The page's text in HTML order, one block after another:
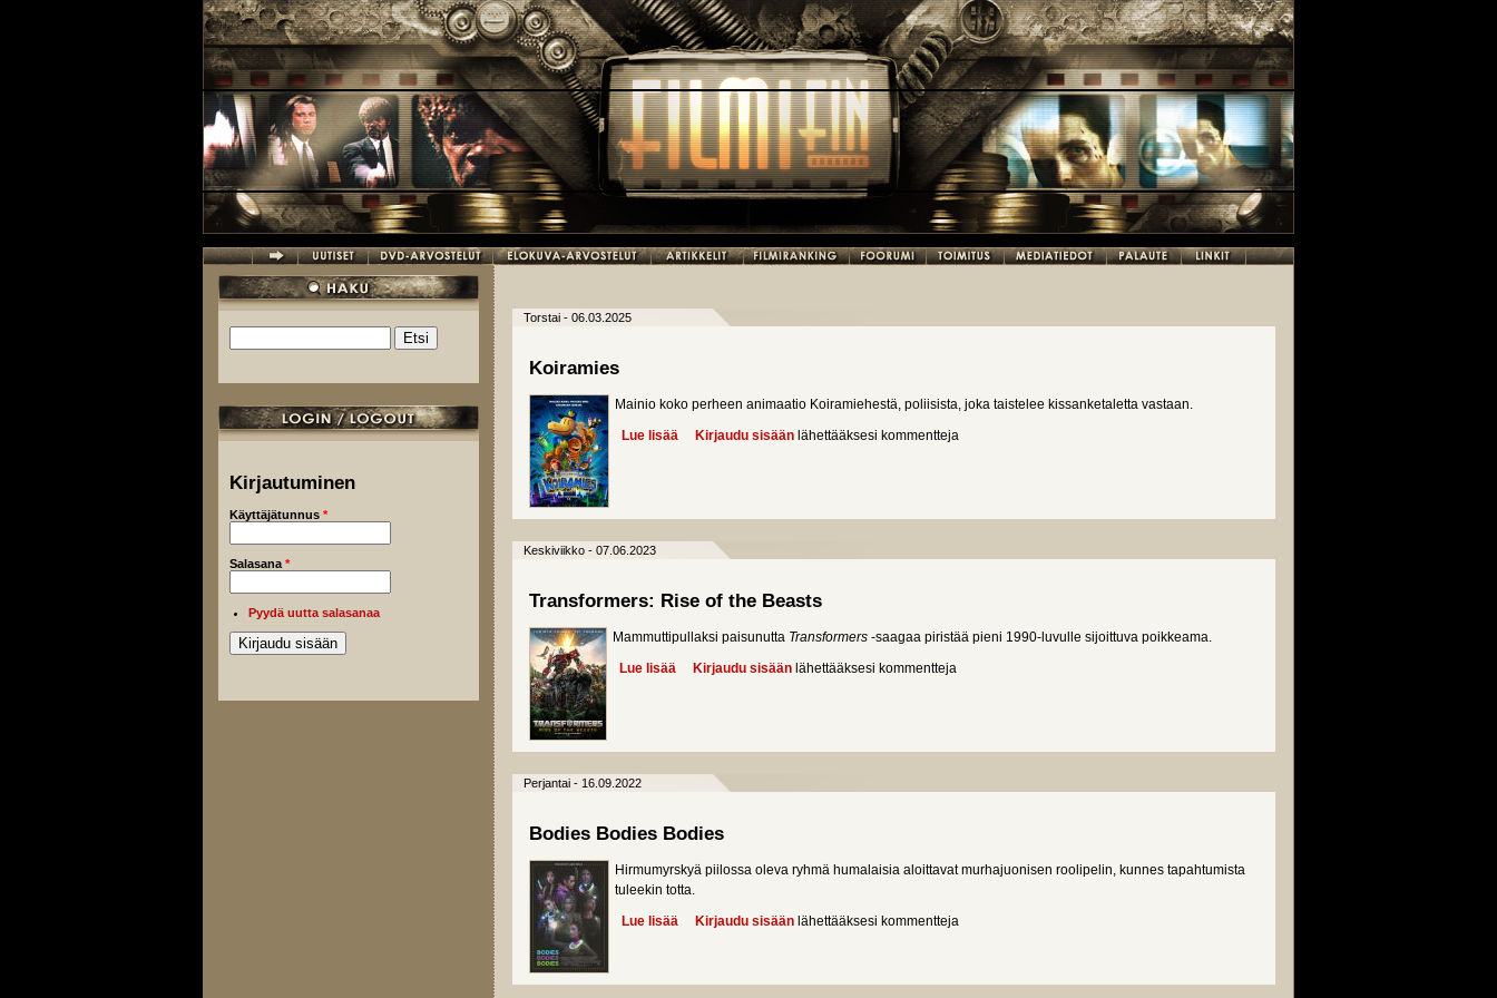
Hakulomake
Kirjautuminen
Käyttäjätunnus *
Salasana *
Pyydä uutta salasanaa
Torstai - 06.03.2025
Koiramies
Mainio koko perheen animaatio Koiramiehestä, poliisista, joka taistelee kissanketaletta vastaan.
Lue lisää about Koiramies
Kirjaudu sisään lähettääksesi kommentteja
Keskiviikko - 07.06.2023
Transformers: Rise of the Beasts
Mammuttipullaksi paisunutta Transformers -saagaa piristää pieni 1990-luvulle sijoittuva poikkeama.
Lue lisää about Transformers: Rise of the Beasts
Kirjaudu sisään lähettääksesi kommentteja
Perjantai - 16.09.2022
Bodies Bodies Bodies
Hirmumyrskyä piilossa oleva ryhmä humalaisia aloittavat murhajuonisen roolipelin, kunnes tapahtumista
tuleekin totta.
Lue lisää about Bodies Bodies Bodies
Kirjaudu sisään lähettääksesi kommentteja